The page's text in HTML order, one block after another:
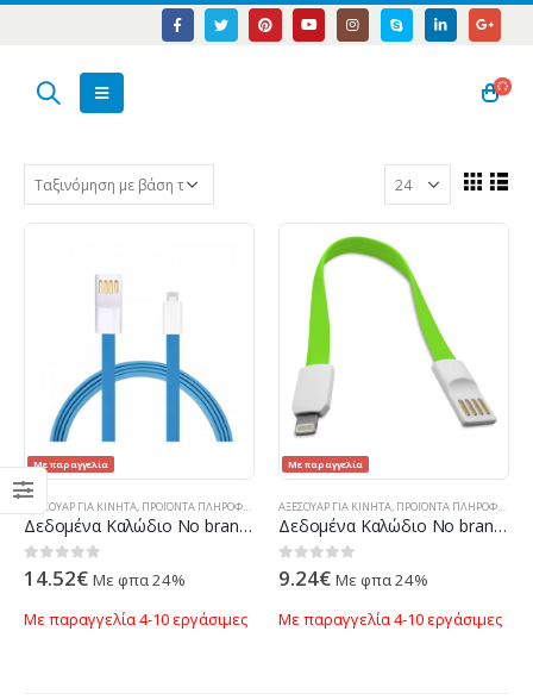
Με παραγγελία
ΑΞΕΣΟΥΑΡ ΓΙΑ ΚΙΝΗΤΑ, ΠΡΟΪΌΝΤΑ ΠΛΗΡΟΦΟΡΙΚΉΣ - ΚΙΝΗΤΉΣ ΤΗΛΕΦΩΝΊΑΣ - ΗΛΕΚΤΡΟΝΙΚΆ
Δεδομένα Καλώδιο No brand Lightning – iPhone USB 5 / 5S: 6,6S / 6plus, 6S συν, IPAD4 / Mini 1.2м, Flat – 14248
0 out of 5
14.52€ Με φπα 24%
Με παραγγελία 4-10 εργάσιμες
Με παραγγελία
ΑΞΕΣΟΥΑΡ ΓΙΑ ΚΙΝΗΤΑ, ΠΡΟΪΌΝΤΑ ΠΛΗΡΟΦΟΡΙΚΉΣ - ΚΙΝΗΤΉΣ ΤΗΛΕΦΩΝΊΑΣ - ΗΛΕΚΤΡΟΝΙΚΆ
Δεδομένα Καλώδιο No brand Lightning – USB, το iPhone 5 / 5S: 6,6S / 6plus, 6δ συν IPAD4 / Mini, 22сm, επίπεδο, με μαγνήτη – 14247
0out of 5
9.24€ Με φπα 24%
Με παραγγελία 4-10 εργάσιμες